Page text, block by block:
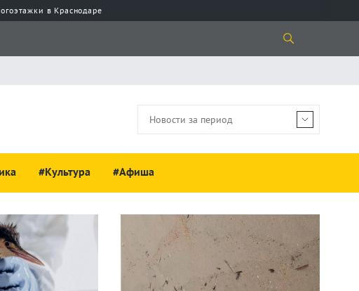
в Краснодаре
#Культура #Афиша